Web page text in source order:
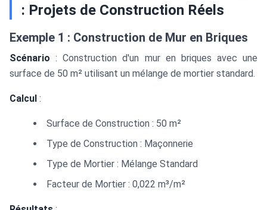
: Projets de Construction Réels
Exemple 1 : Construction de Mur en Briques
Scénario : Construction d'un mur en briques avec une
surface de 50 m² utilisant un mélange de mortier standard.
Calcul :
Surface de Construction : 50 m²
Type de Construction : Maçonnerie
Type de Mortier : Mélange Standard
Facteur de Mortier : 0,022 m³/m²